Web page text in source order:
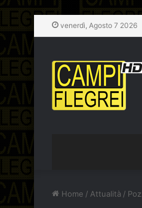
venerdì, Agosto 7 2026
Home / Attualità /